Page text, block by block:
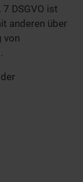
DSGVO ist
anderen über
von